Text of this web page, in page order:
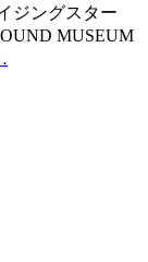
ジングスター
MUSEUM